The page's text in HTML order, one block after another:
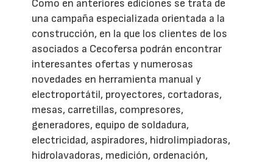
Como en anteriores ediciones se trata de
una campaña especializada orientada a la
construcción, en la que los clientes de los
asociados a Cecofersa podrán encontrar
interesantes ofertas y numerosas
novedades en herramienta manual y
electroportátil, proyectores, cortadoras,
mesas, carretillas, compresores,
generadores, equipo de soldadura,
electricidad, aspiradores, hidrolimpiadoras,
hidrolavadoras, medición, ordenación,